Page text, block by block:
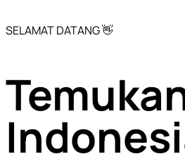
SELAMAT DATANG 👋